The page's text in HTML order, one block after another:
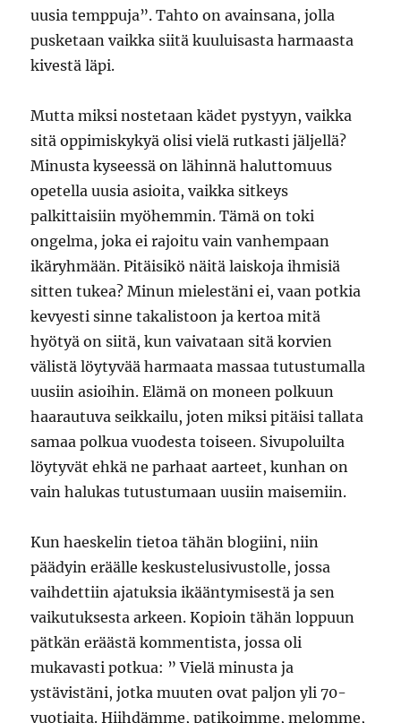
uusia temppuja”. Tahto on avainsana, jolla
pusketaan vaikka siitä kuuluisasta harmaasta
kivestä läpi.
Mutta miksi nostetaan kädet pystyyn, vaikka
sitä oppimiskykyä olisi vielä rutkasti jäljellä?
Minusta kyseessä on lähinnä haluttomuus
opetella uusia asioita, vaikka sitkeys
palkittaisiin myöhemmin. Tämä on toki
ongelma, joka ei rajoitu vain vanhempaan
ikäryhmään. Pitäisikö näitä laiskoja ihmisiä
sitten tukea? Minun mielestäni ei, vaan potkia
kevyesti sinne takalistoon ja kertoa mitä
hyötyä on siitä, kun vaivataan sitä korvien
välistä löytyvää harmaata massaa tutustumalla
uusiin asioihin. Elämä on moneen polkuun
haarautuva seikkailu, joten miksi pitäisi tallata
samaa polkua vuodesta toiseen. Sivupoluilta
löytyvät ehkä ne parhaat aarteet, kunhan on
vain halukas tutustumaan uusiin maisemiin.
Kun haeskelin tietoa tähän blogiini, niin
päädyin eräälle keskustelusivustolle, jossa
vaihdettiin ajatuksia ikääntymisestä ja sen
vaikutuksesta arkeen. Kopioin tähän loppuun
pätkän eräästä kommentista, jossa oli
mukavasti potkua: ” Vielä minusta ja
ystävistäni, jotka muuten ovat paljon yli 70-
vuotiaita. Hiihdämme, patikoimme, melomme,